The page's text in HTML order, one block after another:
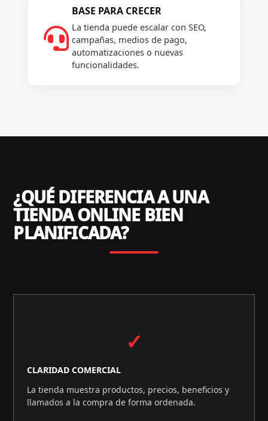

BASE PARA CRECER
La tienda puede escalar con SEO,
campañas, medios de pago,
automatizaciones o nuevas
funcionalidades.
¿QUÉ DIFERENCIA A UNA
TIENDA ONLINE BIEN
PLANIFICADA?
✓
CLARIDAD COMERCIAL
La tienda muestra productos, precios, beneficios y
llamados a la compra de forma ordenada.